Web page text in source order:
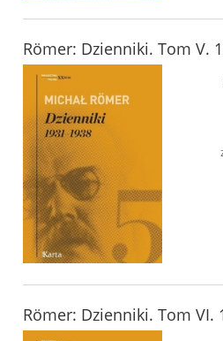
Römer: Dzienniki. Tom V.
Römer: Dzienniki. Tom VI.